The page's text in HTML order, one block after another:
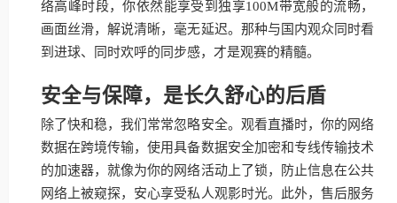
络高峰时段，你依然能享受到独享100M带宽般的流畅，
画面丝滑，解说清晰，毫无延迟。那种与国内观众同时看
到进球、同时欢呼的同步感，才是观赛的精髓。
安全与保障，是长久舒心的后盾
除了快和稳，我们常常忽略安全。观看直播时，你的网络
数据在跨境传输，使用具备数据安全加密和专线传输技术
的加速器，就像为你的网络活动上了锁，防止信息在公共
网络上被窥探，安心享受私人观影时光。此外，售后服务